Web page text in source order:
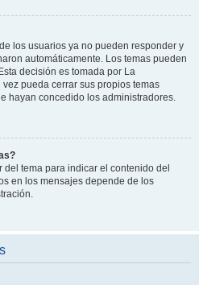
los usuarios ya no pueden responder y
automáticamente. Los temas pueden
decisión es tomada por La
pueda cerrar sus propios temas
hayan concedido los administradores.
tema para indicar el contenido del
en los mensajes depende de los